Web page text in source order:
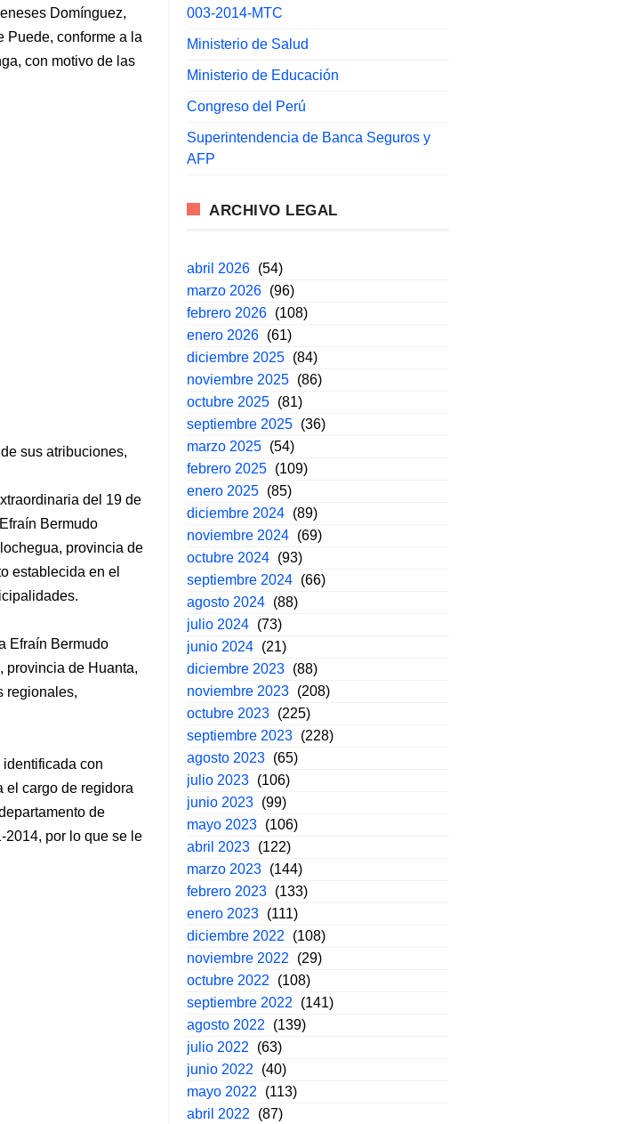
Domínguez,
Puede, conforme a la
con motivo de las
sus atribuciones,
del 19 de
Bermudo
provincia de
establecida en el
Efraín Bermudo
provincia de Huanta,
regionales,
con
el cargo de regidora
de
2014, por lo que se le
003-2014-MTC
Ministerio de Salud
Ministerio de Educación
Congreso del Perú
Superintendencia de Banca Seguros y
AFP
ARCHIVO LEGAL
abril 2026 (54)
marzo 2026 (96)
febrero 2026 (108)
enero 2026 (61)
diciembre 2025 (84)
noviembre 2025 (86)
octubre 2025 (81)
septiembre 2025 (36)
marzo 2025 (54)
febrero 2025 (109)
enero 2025 (85)
diciembre 2024 (89)
noviembre 2024 (69)
octubre 2024 (93)
septiembre 2024 (66)
agosto 2024 (88)
julio 2024 (73)
junio 2024 (21)
diciembre 2023 (88)
noviembre 2023 (208)
octubre 2023 (225)
septiembre 2023 (228)
agosto 2023 (65)
julio 2023 (106)
junio 2023 (99)
mayo 2023 (106)
abril 2023 (122)
marzo 2023 (144)
febrero 2023 (133)
enero 2023 (111)
diciembre 2022
(108)
noviembre 2022
(29)
octubre 2022
(108)
septiembre 2022
(141)
agosto 2022
(139)
julio 2022
(63)
junio 2022
(40)
mayo 2022
(113)
abril 2022
(87)